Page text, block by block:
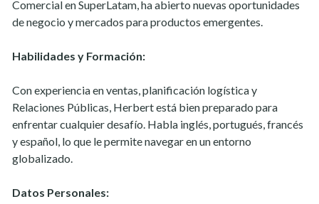
Comercial en SuperLatam, ha abierto nuevas oportunidades
de negocio y mercados para productos emergentes.
Habilidades y Formación:
Con experiencia en ventas, planificación logística y
Relaciones Públicas, Herbert está bien preparado para
enfrentar cualquier desafío. Habla inglés, portugués, francés
y español, lo que le permite navegar en un entorno
globalizado.
Datos Personales: